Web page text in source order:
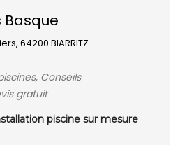
Basque
64200 BIARRITZ
Conseils
gratuit
piscine sur mesure